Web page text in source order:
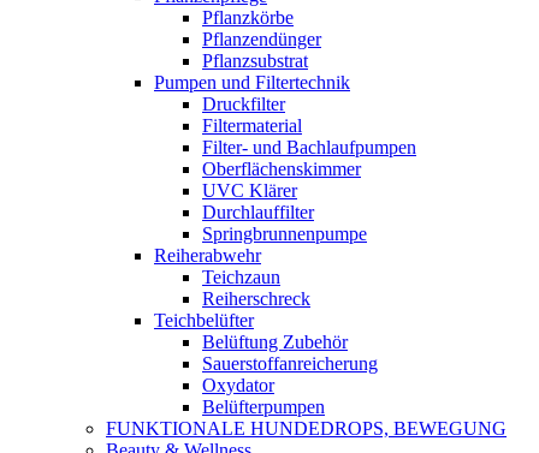
Pflanzkörbe
Pflanzendünger
Pflanzsubstrat
Pumpen und Filtertechnik
Druckfilter
Filtermaterial
Filter- und Bachlaufpumpen
Oberflächenskimmer
UVC Klärer
Durchlauffilter
Springbrunnenpumpe
Reiherabwehr
Teichzaun
Reiherschreck
Teichbelüfter
Belüftung Zubehör
Sauerstoffanreicherung
Oxydator
Belüfterpumpen
FUNKTIONALE HUNDEDROPS, BEWEGUNG